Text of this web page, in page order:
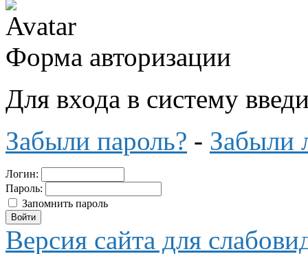
Форма авторизации
Для входа в систему
Забыли пароль? - Забыли
Логин:
Пароль:
Запомнить пароль
Версия сайта для